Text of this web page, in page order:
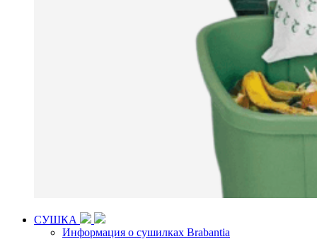
СУШКА
Информация о сушилках Brabantia